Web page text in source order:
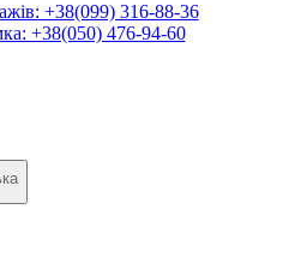
+38(099) 316-88-36
+38(050) 476-94-60